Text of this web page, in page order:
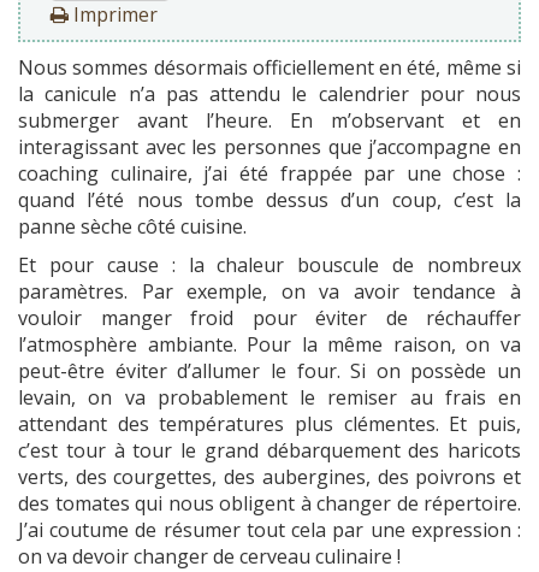
Imprimer
Nous sommes désormais officiellement en été, même si
la canicule n’a pas attendu le calendrier pour nous
submerger avant l’heure. En m’observant et en
interagissant avec les personnes que j’accompagne en
coaching culinaire, j’ai été frappée par une chose :
quand l’été nous tombe dessus d’un coup, c’est la
panne sèche côté cuisine.
Et pour cause : la chaleur bouscule de nombreux
paramètres. Par exemple, on va avoir tendance à
vouloir manger froid pour éviter de réchauffer
l’atmosphère ambiante. Pour la même raison, on va
peut-être éviter d’allumer le four. Si on possède un
levain, on va probablement le remiser au frais en
attendant des températures plus clémentes. Et puis,
c’est tour à tour le grand débarquement des haricots
verts, des courgettes, des aubergines, des poivrons et
des tomates qui nous obligent à changer de répertoire.
J’ai coutume de résumer tout cela par une expression :
on va devoir changer de cerveau culinaire !